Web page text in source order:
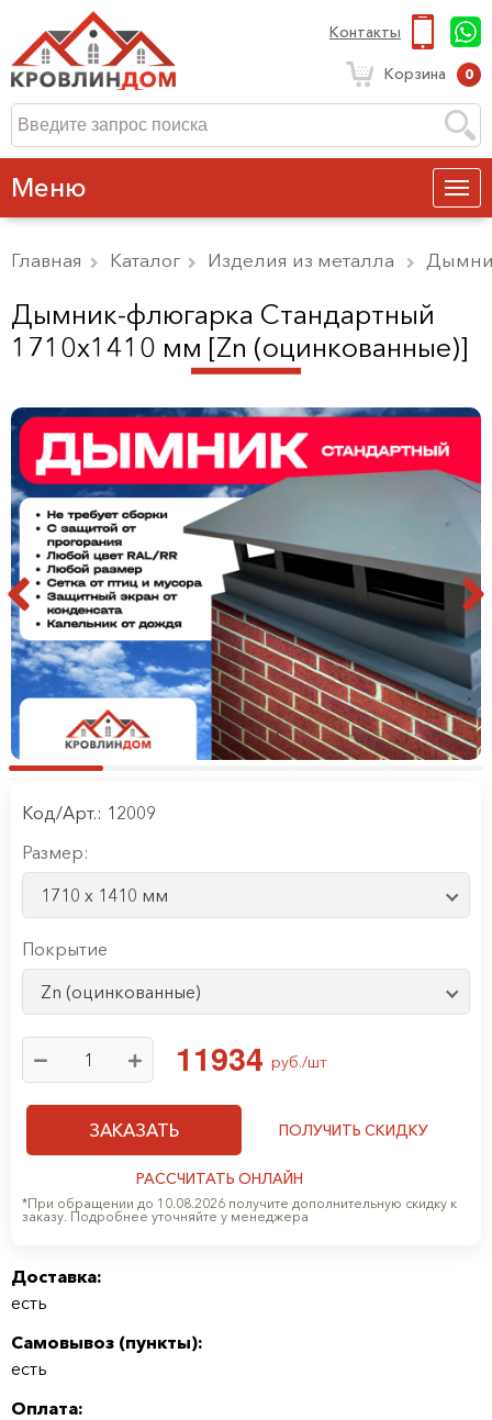
Контакты
Корзина 0
Меню
Главная Каталог Изделия из металла
Дымник-флюгарка Стандартный
1710х1410 мм [Zn (оцинкованные)]
Код/Арт.: 12009
Размер:
1710 x 1410 мм
Покрытие
Zn (оцинкованные)
11934 руб./шт
ЗАКАЗАТЬ ПОЛУЧИТЬ СКИДКУ
РАССЧИТАТЬ ОНЛАЙН
*При обращении до 10.08.2026 получите дополнительную скидку к
заказу. Подробнее уточняйте у менеджера
Доставка:
есть
Самовывоз (пункты):
есть
Оплата: